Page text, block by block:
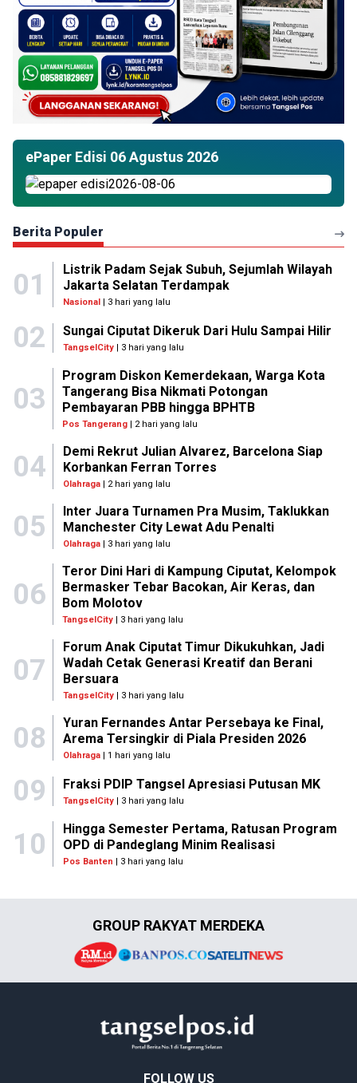
ePaper Edisi 06 Agustus 2026
Berita Populer
01
Listrik Padam Sejak Subuh, Sejumlah Wilayah
Jakarta Selatan Terdampak
Nasional| 3 hari yang lalu
02 Sungai Ciputat Dikeruk Dari Hulu Sampai Hilir
TangselCity | 3 hari yang lalu
03
Program Diskon Kemerdekaan, Warga Kota
Tangerang Bisa Nikmati Potongan
Pembayaran PBB hingga BPHTB
Pos Tangerang | 2 hari yang lalu
04
Demi Rekrut Julian Alvarez, Barcelona Siap
Korbankan Ferran Torres
Olahraga| 2 hari yang lalu
05
Inter Juara Turnamen Pra Musim, Taklukkan
Manchester City Lewat Adu Penalti
Olahraga| 3 hari yang lalu
06
Teror Dini Hari di Kampung Ciputat, Kelompok
Bermasker Tebar Bacokan, Air Keras, dan
Bom Molotov
TangselCity | 3 hari yang lalu
07
Forum Anak Ciputat Timur Dikukuhkan, Jadi
Wadah Cetak Generasi Kreatif dan Berani
Bersuara
TangselCity| 3 hari yang lalu
08
Yuran Fernandes Antar Persebaya ke Final,
Arema Tersingkir di Piala Presiden 2026
Olahraga| 1 hari yang lalu
09 Fraksi PDIP Tangsel Apresiasi Putusan MK
TangselCity | 3 hari yang lalu
10
Hingga Semester Pertama, Ratusan Program
OPD di Pandeglang Minim Realisasi
Pos Banten | 3 hari yang lalu
GROUP RAKYAT MERDEKA
FOLLOW US